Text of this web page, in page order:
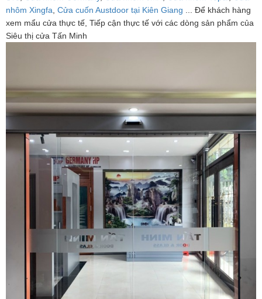
nhôm Xingfa Cửa cuốn Austdoor tại Kiên Giang ... Để khách hàng
xem mẩu cửa thực tế, Tiếp cận thực tế với các dòng sản phẩm của
Siêu thị cửa Tấn Minh